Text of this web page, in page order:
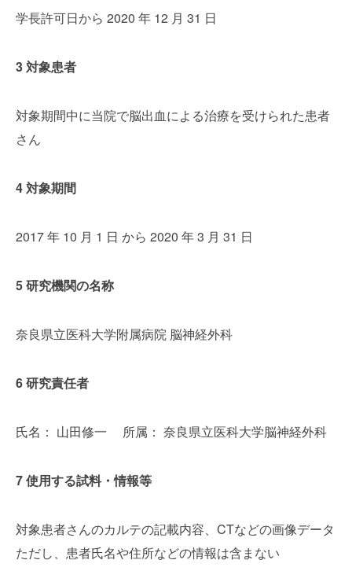
学長許可日から 2020 年 12 月 31 日
3 対象患者
対象期間中に当院で脳出血による治療を受けられた患者
さん
4 対象期間
2017 年 10 月 1 日 から 2020 年 3 月 31 日
5 研究機関の名称
奈良県立医科大学附属病院 脳神経外科
6 研究責任者
氏名： 山田修一 所属： 奈良県立医科大学脳神経外科
7 使用する試料・情報等
対象患者さんのカルテの記載内容、CTなどの画像データ
ただし、患者氏名や住所などの情報は含まない